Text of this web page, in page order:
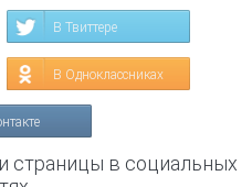
В Твиттере
В Одноклассниках
страницы в социальных